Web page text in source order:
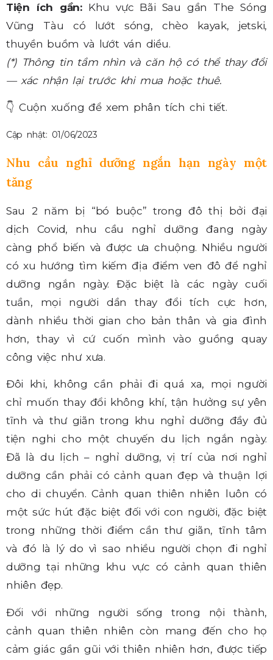
Tiện ích gần: Khu vực Bãi Sau gần The Sóng
Vũng Tàu có lướt sóng, chèo kayak, jetski,
thuyền buồm và lướt ván diều.
(*) Thông tin tầm nhìn và căn hộ có thể thay đổi
— xác nhận lại trước khi mua hoặc thuê.
👇 Cuộn xuống để xem phân tích chi tiết.
Cập nhật: 01/06/2023
Nhu cầu nghỉ dưỡng ngắn hạn ngày một
tăng
Sau 2 năm bị “bó buộc” trong đô thị bởi đại
dịch Covid, nhu cầu nghỉ dưỡng đang ngày
càng phổ biến và được ưa chuộng. Nhiều người
có xu hướng tìm kiếm địa điểm ven đô để nghỉ
dưỡng ngắn ngày. Đặc biệt là các ngày cuối
tuần, mọi người dần thay đổi tích cực hơn,
dành nhiều thời gian cho bản thân và gia đình
hơn, thay vì cứ cuốn mình vào guồng quay
công việc như xưa.
Đôi khi, không cần phải đi quá xa, mọi người
chỉ muốn thay đổi không khí, tận hưởng sự yên
tĩnh và thư giãn trong khu nghỉ dưỡng đầy đủ
tiện nghi cho một chuyến du lịch ngắn ngày.
Đã là du lịch – nghỉ dưỡng, vị trí của nơi nghỉ
dưỡng cần phải có cảnh quan đẹp và thuận lợi
cho di chuyển. Cảnh quan thiên nhiên luôn có
một sức hút đặc biệt đối với con người, đặc biệt
trong những thời điểm cần thư giãn, tĩnh tâm
và đó là lý do vì sao nhiều người chọn đi nghỉ
dưỡng tại những khu vực có cảnh quan thiên
nhiên đẹp.
Đối với những người sống trong nội thành,
cảnh quan thiên nhiên còn mang đến cho họ
cảm giác gần gũi với thiên nhiên hơn, được tiếp